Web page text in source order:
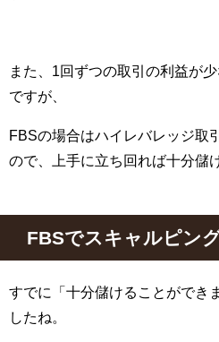
また、 1 回ずつの取引の利益が
ですが、
FBSの場合はハイレバレッジ取
ので、上手に立ち回れば十分儲
FBSでスキャルピン
すでに「十分儲けることができ
したね。